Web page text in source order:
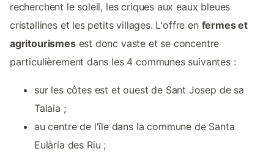
recherchent le soleil, les criques aux eaux bleues
cristallines et les petits villages. L'offre en fermes et
agritourismesest donc vaste et se concentre
particulièrement dans les 4 communes suivantes :
sur les côtes est et ouest de Sant Josep de sa
Talaia ;
au centre de l'île dans la commune de Santa
Eulària des Riu ;